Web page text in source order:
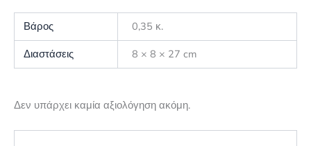
Βάρος
0,35 κ.
Διαστάσεις
8 × 8 × 27 cm
Δεν υπάρχει καμία αξιολόγηση ακόμη.